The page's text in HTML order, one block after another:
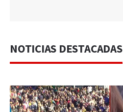
NOTICIAS DESTACADAS